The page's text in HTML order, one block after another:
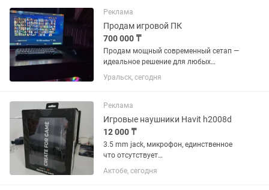
Реклама
Продам игровой ПК
700 000 ₸
Продам мощный современный сетап —
идеальное решение для любых
тяжелых игр на ультра-настройках
(Cyberpunk 2077, CS2, Dota 2, GTA V),
3D. Всё железо свежее,...
Уральск, сегодня
Реклама
Игровые наушники Havit h2008d
12 000 ₸
3.5 mm jack, микрофон, единственное
что отсутствует
разветлитель(сплиттер), в хорошем
состоянии, продаю по причине редко
Актобе, сегодня